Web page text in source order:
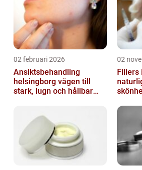
02 februari 2026
Ansiktsbehandling
helsingborg vägen till
stark, lugn och hållbar
02
Fillers